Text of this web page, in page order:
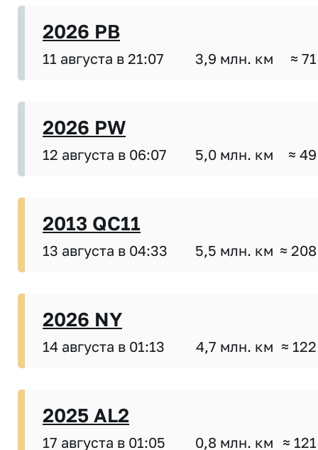
2026 PB
11 августа в 21:07 3,9 млн. км ≈
2026 PW
12 августа в 06:07 5,0 млн. км ≈
2013 QC11
13 августа в 04:33 5,5 млн. км ≈
2026 NY
14 августа в 01:13 4,7 млн. км ≈
2025 AL2
17 августа в 01:05 0,8 млн. км ≈